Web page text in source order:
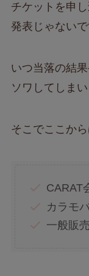
チケットを申
発表じゃないで
いつ当落の結
ソワしてしまい
そこでここから
CARAT
カラモ
一般販